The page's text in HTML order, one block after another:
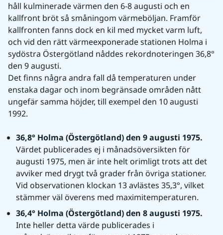
håll kulminerade värmen den 6-8 augusti och en
kallfront bröt så småningom värmeböljan. Framför
kallfronten fanns dock en kil med mycket varm luft,
och vid den rätt värmeexponerade stationen Holma i
sydöstra Östergötland nåddes rekordnoteringen 36,8°
den 9 augusti.
Det finns några andra fall då temperaturen under
enstaka dagar och inom begränsade områden nått
ungefär samma höjder, till exempel den 10 augusti
1992.
Värdet publicerades ej i månadsöversikten för
augusti 1975, men är inte helt orimligt trots att det
avviker med drygt två grader från övriga stationer.
Vid observationen klockan 13 avlästes 35,3°, vilket
stämmer väl överens med maximitemperaturen.
Inte heller detta värde publicerades i